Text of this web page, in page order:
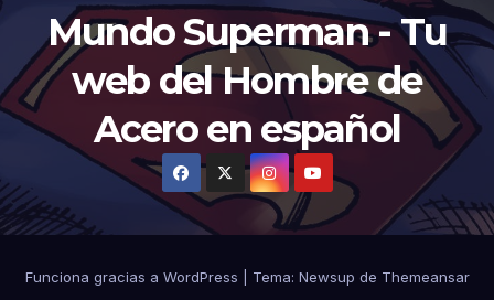
Mundo Superman - Tu
web del Hombre de
Acero en español
Funciona gracias a WordPress Tema: Newsup de Themeansar